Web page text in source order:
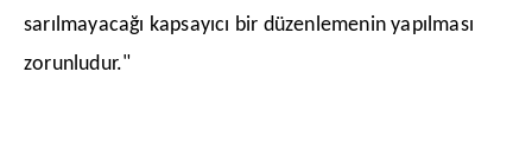
sarılmayacağı kapsayıcı bir düzenlemenin yapılması
zorunludur."